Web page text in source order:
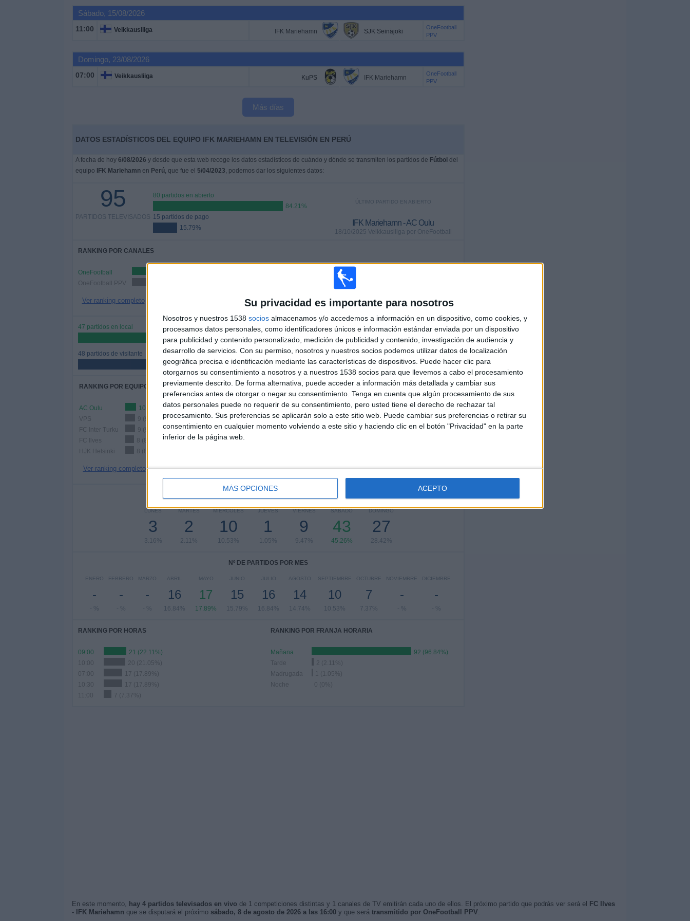
Su privacidad es importante para nosotros
Nosotros y nuestros 1538 socios almacenamos y/o accedemos a información en un dispositivo, como cookies, y
procesamos datos personales, como identificadores únicos e información estándar enviada por un dispositivo
para publicidad y contenido personalizado, medición de publicidad y contenido, investigación de audiencia y
desarrollo de servicios. Con su permiso, nosotros y nuestros socios podemos utilizar datos de localización
geográfica precisa e identificación mediante las características de dispositivos. Puede hacer clic para
otorgarnos su consentimiento a nosotros y a nuestros 1538 socios para que llevemos a cabo el procesamiento
previamente descrito. De forma alternativa, puede acceder a información más detallada y cambiar sus
preferencias antes de otorgar o negar su consentimiento. Tenga en cuenta que algún procesamiento de sus
datos personales puede no requerir de su consentimiento, pero usted tiene el derecho de rechazar tal
procesamiento. Sus preferencias se aplicarán solo a este sitio web. Puede cambiar sus preferencias o retirar su
consentimiento en cualquier momento volviendo a este sitio y haciendo clic en el botón "Privacidad" en la parte
inferior de la página web.
MÁS OPCIONES ACEPTO
Sábado, 15/08/2026
11:00 Veikkausliiga IFK Mariehamn SJK Seinäjoki
OneFootball
PPV
Domingo, 23/08/2026
07:00 Veikkausliiga KuPS IFK Mariehamn
OneFootball
PPV
Más días
DATOS ESTADÍSTICOS DEL EQUIPO IFK MARIEHAMN EN TELEVISIÓN EN PERÚ
A fecha de hoy 6/08/2026 y desde que esta web recoge los datos estadísticos de cuándo y dónde se transmiten los partidos de Fútbol del
equipo
IFK Mariehamnen Perú, que fue el 5/04/2023, podemos dar los siguientes datos:
95
PARTIDOS TELEVISADOS
80 partidos en abierto
84.21%
15 partidos de pago
15.79%
ÚLTIMO PARTIDO EN ABIERTO
IFK Mariehamn - AC Oulu
18/10/2025 Veikkausliiga por OneFootball
RANKING POR CANALES
OneFootball
OneFootball PPV
Ver ranking completo
TOTAL
DÍAS
GRATUÍTO
PARTIDOS
DE PAGO
47 partidos en local
49.47%
48 partidos de visitante
50.53%
TOTAL
15
RIVALES
MÁXIMO
10
VS AC Oulu
TOTAL
1
COMPETICIONES
RANKING POR EQUIPOS
AC Oulu
10 (10.53%)
VPS
9 (9.47%)
FC Inter Turku
9 (9.47%)
FC Ilves
8 (8.42%)
HJK Helsinki
8 (8.42%)
Ver ranking completo
RANKING POR COMPETICIONES
Veikkausliiga 95 (100%)
Ver ranking completo
LUNES
3
3.16%
MARTES
2
2.11%
MIÉRCOLES
10
10.53%
JUEVES
1
1.05%
VIERNES
9
9.47%
SÁBADO
43
45.26%
DOMINGO
27
28.42%
Nº DE PARTIDOS POR MES
ENERO
-
- %
FEBRERO
-
- %
MARZO
-
- %
ABRIL
16
16.84%
MAYO
17
17.89%
JUNIO
15
15.79%
JULIO
16
16.84%
AGOSTO
14
14.74%
SEPTIEMBRE
10
10.53%
OCTUBRE
7
7.37%
NOVIEMBRE
-
- %
DICIEMBRE
-
- %
RANKING POR HORAS
09:00
21 (22.11%)
20 (21.05%)
07:00
17 (17.89%)
10:30
17 (17.89%)
7 (7.37%)
RANKING POR FRANJA HORARIA
Mañana
92 (96.84%)
Tarde
2 (2.11%)
Madrugada
1 (1.05%)
Noche
0 (0%)
En este momento, hay 4 partidos televisados en vivo de 1 competiciones distintas y 1 canales de TV emitirán cada uno de ellos. El próximo partido que podrás ver será el
FC Ilves
- IFK Mariehamn que se disputará el próximo sábado, 8 de agosto de 2026 a las 16:00y que será transmitido por OneFootball PPV.